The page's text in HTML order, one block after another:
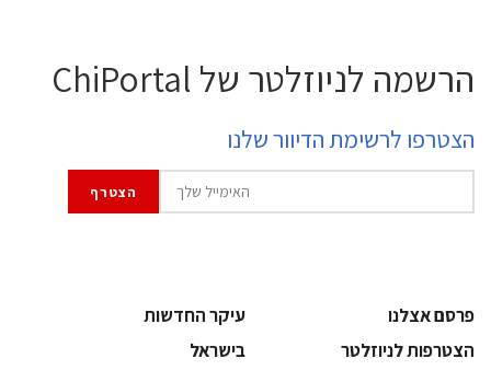
הרשמה לניוזלטר של ChiPortal
הצטרפו לרשימת הדיוור שלנו
פרסם אצלנו
עיקר החדשות
הצטרפות לניוזלטר
בישראל